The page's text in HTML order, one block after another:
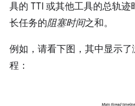
具的 TTI 或其他工具的总轨
长任务的阻塞时间之和。
例如，请看下图，其中显示
程：